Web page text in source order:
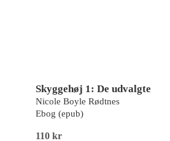
Skyggehøj 1: De udvalgte
Nicole Boyle Rødtnes
Ebog (epub)
110 kr